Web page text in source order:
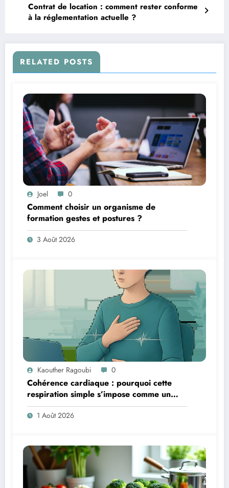
Contrat de location : comment rester conforme
à la réglementation actuelle ?
RELATED POSTS
Joel 0
Comment choisir un organisme de
formation gestes et postures ?
3 Août 2026
Kaouther Ragoubi 0
Cohérence cardiaque : pourquoi cette
respiration simple s’impose comme un
réflexe anti-stress et anti-fatigue
1 Août 2026